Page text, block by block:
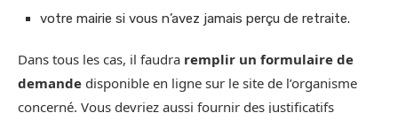
votre mairie si vous n’avez jamais perçu de retraite.
Dans tous les cas, il faudra remplir un formulaire de
demande disponible en ligne sur le site de l’organisme
concerné. Vous devriez aussi fournir des justificatifs